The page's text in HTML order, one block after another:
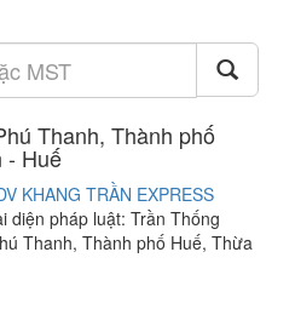
Thanh, Thành phố
- Huế
KHANG TRẦN EXPRESS
diện pháp luật: Trần Thống
Thanh, Thành phố Huế, Thừa